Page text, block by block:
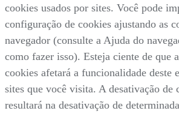
cookies usados por sites. Você pode
configuração de cookies ajustando as
navegador (consulte a Ajuda do
como fazer isso). Esteja ciente de que
cookies afetará a funcionalidade deste
sites que você visita. A desativação de
resultará na desativação de